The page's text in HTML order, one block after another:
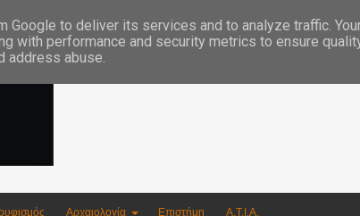
Αρχαιολογία Επιστήμη Α.Τ.Ι.Α.
Google to deliver its services and to analyze traffic.
with performance and security metrics to ensure
address abuse.